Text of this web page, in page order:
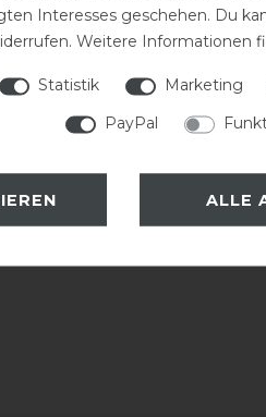
Kristallen auf der
sowie die extra große
dem Helm eine
enthalten und sorgt für
passende KASK Innenfutter
Interesses geschehen. Du
Weitere Informationen
Statistik Marketing
PayPal
ALLE